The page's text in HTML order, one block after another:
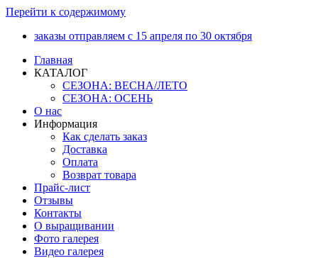
Перейти к содержимому
заказы отправляем с 15 апреля по 30 октября
Главная
КАТАЛОГ
СЕЗОНА: ВЕСНА/ЛЕТО
СЕЗОНА: ОСЕНЬ
О нас
Информация
Как сделать заказ
Доставка
Оплата
Возврат товара
Прайс-лист
Отзывы
Контакты
О выращивании
Фото галерея
Видео галерея